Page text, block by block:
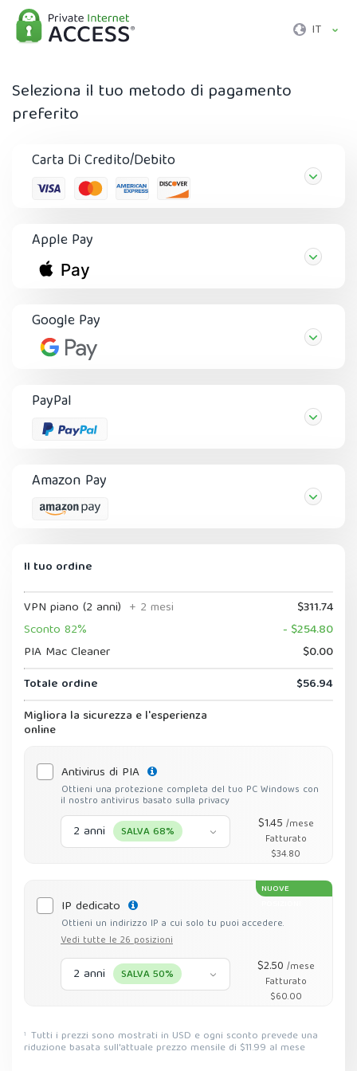
IT
Seleziona il tuo metodo di pagamento
preferito
Carta Di Credito/Debito
Apple Pay
Google Pay
PayPal
Amazon Pay
Il tuo ordine
VPN piano (2 anni) + 2 mesi
$311.74
Sconto 82%
- $254.80
PIA Mac Cleaner
$0.00
Totale ordine
$56.94
Migliora la sicurezza e l'esperienza
online
Antivirus di PIA
Ottieni una protezione completa del tuo PC Windows con
il nostro antivirus basato sulla privacy
2 anni SALVA 68% $1.45 /mese
Fatturato
$34.80
NUOVE
IP dedicato
Ottieni un indirizzo IP a cui solo tu puoi accedere.
Vedi tutte le 26 posizioni
2 anni SALVA 50% $2.50 /mese
Fatturato
$60.00
1 Tutti i prezzi sono mostrati in USD e ogni sconto prevede una
riduzione basata sull'attuale prezzo mensile di $11.99 al mese